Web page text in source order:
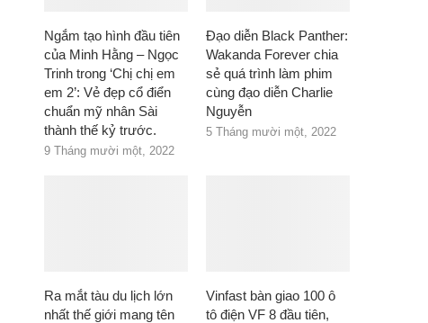
Ngắm tạo hình đầu tiên
của Minh Hằng – Ngọc
Trinh trong ‘Chị chị em
em 2’: Vẻ đẹp cổ điển
chuẩn mỹ nhân Sài
thành thế kỷ trước.
9 Tháng mười một, 2022
Đạo diễn Black Panther:
Wakanda Forever chia
sẻ quá trình làm phim
cùng đạo diễn Charlie
Nguyễn
5 Tháng mười một, 2022
Ra mắt tàu du lịch lớn
nhất thế giới mang tên
Vinfast bàn giao 100 ô
tô điện VF 8 đầu tiên,